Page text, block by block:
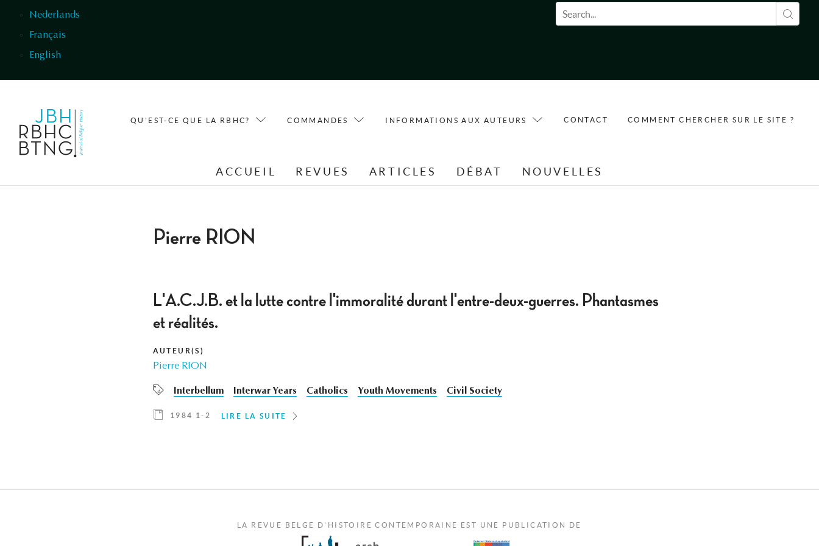
Nederlands
Français
English
Formulaire de recherche
QU'EST-CE QUE LA RBHC? COMMANDES INFORMATIONS AUX AUTEURS CONTACT COMMENT CHERCHER SUR LE SITE ?
ACCUEIL REVUES ARTICLES DÉBAT NOUVELLES
Pierre RION
L'A.C.J.B. et la lutte contre l'immoralité durant l'entre-deux-guerres. Phantasmes
et réalités.
AUTEUR(S)
Pierre RION
Interbellum Interwar Years Catholics Youth Movements Civil Society
1984 1-2 LIRE LA SUITE
LA REVUE BELGE D'HISTOIRE CONTEMPORAINE EST UNE PUBLICATION DE